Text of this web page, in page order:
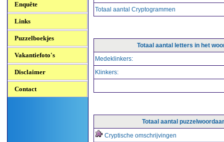
Enquête
Links
Puzzelboekjes
Vakantiefoto's
Disclaimer
Contact
Totaal aantal Cryptogrammen
Totaal aantal letters in het
Medeklinkers:
Klinkers:
Totaal aantal
Cryptische omschrijvingen